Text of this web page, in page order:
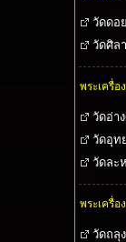
วัดดอ
วัดศิล
พระเครื่
วัดอ่า
วัดอุท
วัดละ
พระเครื่
วัดถลุ